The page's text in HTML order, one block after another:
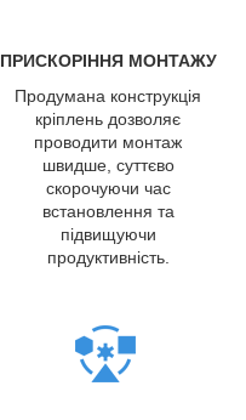
ПРИСКОРІННЯ МОНТАЖУ
Продумана конструкція
кріплень дозволяє
проводити монтаж
швидше, суттєво
скорочуючи час
встановлення та
підвищуючи
продуктивність.